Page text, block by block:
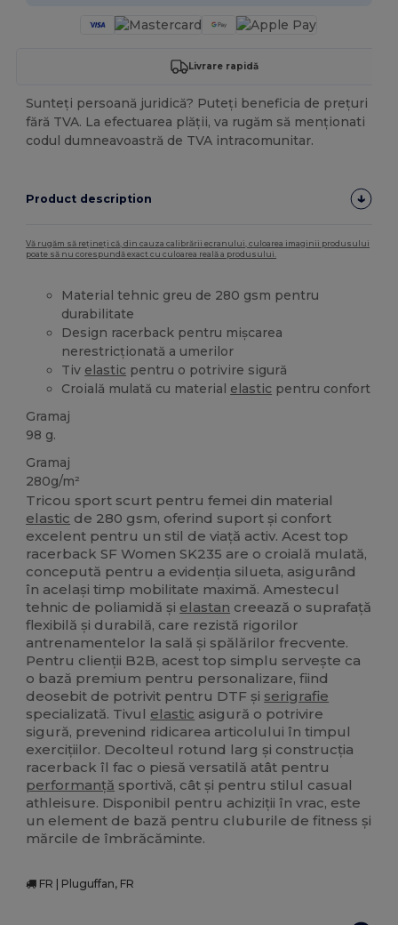
Livrare rapidă
Sunteți persoană juridică? Puteți beneficia de prețuri
fără TVA. La efectuarea plății, va rugăm să menționati
codul dumneavoastră de TVA intracomunitar.
Product description
Vă rugăm să rețineți că, din cauza calibrării ecranului, culoarea imaginii produsului
poate să nu corespundă exact cu culoarea reală a produsului.
Material tehnic greu de 280 gsm pentru
durabilitate
Design racerback pentru mișcarea
nerestricționată a umerilor
Tiv elastic pentru o potrivire sigură
Croială mulată cu material elastic pentru confort
Gramaj
98 g.
Gramaj
280g/m²
Tricou sport scurt pentru femei din material
elastic de 280 gsm, oferind suport și confort
excelent pentru un stil de viață activ. Acest top
racerback SF Women SK235 are o croială mulată,
concepută pentru a evidenția silueta, asigurând
în același timp mobilitate maximă. Amestecul
tehnic de poliamidă și elastan creează o suprafață
flexibilă și durabilă, care rezistă rigorilor
antrenamentelor la sală și spălărilor frecvente.
Pentru clienții B2B, acest top simplu servește ca
o bază premium pentru personalizare, fiind
deosebit de potrivit pentru DTF și serigrafie
specializată. Tivul elastic asigură o potrivire
sigură, prevenind ridicarea articolului în timpul
exercițiilor. Decolteul rotund larg și construcția
racerback îl fac o piesă versatilă atât pentru
performanță sportivă, cât și pentru stilul casual
athleisure. Disponibil pentru achiziții în vrac, este
un element de bază pentru cluburile de fitness și
mărcile de îmbrăcăminte.
FR | Pluguffan, FR